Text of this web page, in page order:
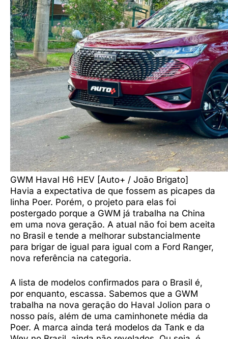
GWM Haval H6 HEV [Auto+ / João Brigato]
Havia a expectativa de que fossem as picapes da
linha Poer. Porém, o projeto para elas foi
postergado porque a GWM já trabalha na China
em uma nova geração. A atual não foi bem aceita
no Brasil e tende a melhorar substancialmente
para brigar de igual para igual com a Ford Ranger,
nova referência na categoria.
A lista de modelos confirmados para o Brasil é,
por enquanto, escassa. Sabemos que a GWM
trabalha na nova geração do Haval Jolion para o
nosso país, além de uma caminhonete média da
Poer. A marca ainda terá modelos da Tank e da